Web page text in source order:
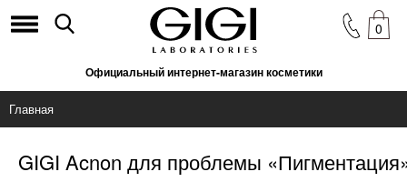
Официальный интернет-магазин косметики
0
Главная
GIGI Acnon для проблемы